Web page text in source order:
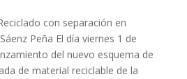
con separación en
Peña El día viernes 1 de
del nuevo esquema de
de material reciclable de la